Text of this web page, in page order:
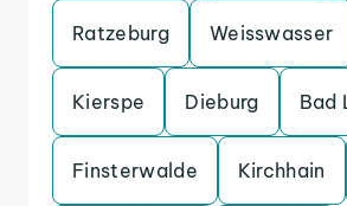
Ratzeburg Weisswasser
Kierspe Dieburg Bad
Finsterwalde Kirchhain